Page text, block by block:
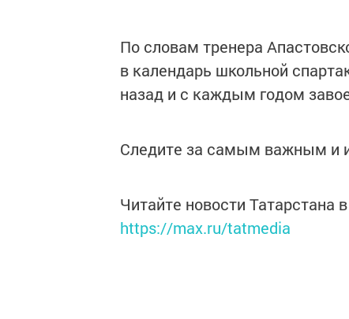
По словам тренера
в календарь школьной
назад и с каждым годом
Следите за самым важным и
Читайте новости
https://max.ru/tatmedia